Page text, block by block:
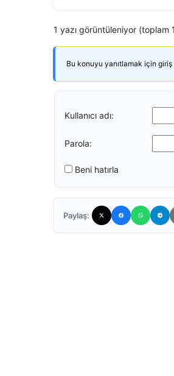
1 yazı görüntüleniyor (toplam
Bu konuyu yanıtlamak için giriş
Kullanıcı adı:
Parola:
Beni hatırla
Paylaş: